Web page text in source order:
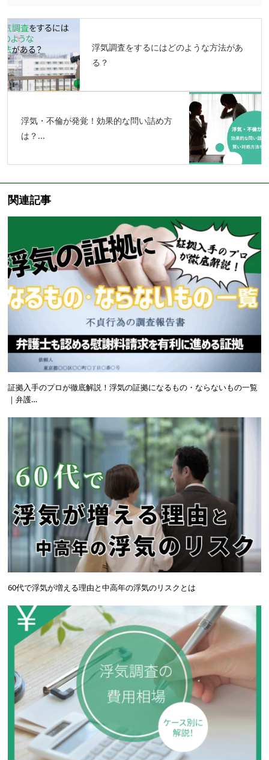
浮気調査をするにはどのような方法があ
る？
浮気・不倫が発覚！効果的な問い詰め方
は？...
関連記事
証拠入手のプロが徹底解説！浮気の証拠になるもの・ならないもの一覧
｜弁護…
60代で浮気が増える理由と中高年の浮気のリスクとは